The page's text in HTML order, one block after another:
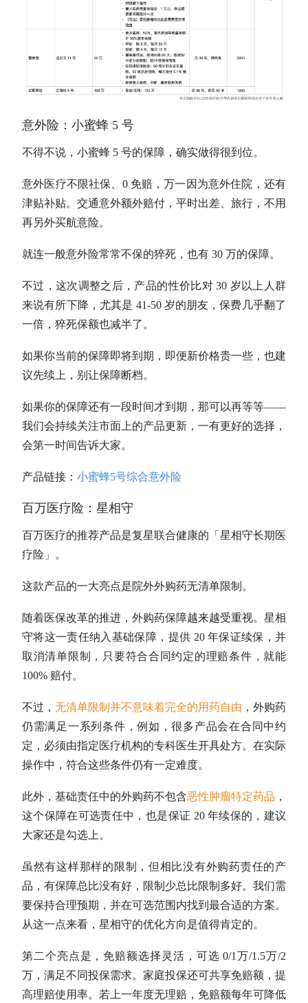
意外险：小蜜蜂 5 号
不得不说，小蜜蜂 5 号的保障，确实做得很到位。
意外医疗不限社保、0 免赔，万一因为意外住院，还有
津贴补贴。交通意外额外赔付，平时出差、旅行，不用
再另外买航意险。
就连一般意外险常常不保的猝死，也有 30 万的保障。
不过，这次调整之后，产品的性价比对 30 岁以上人群
来说有所下降，尤其是 41-50 岁的朋友，保费几乎翻了
一倍，猝死保额也减半了。
如果你当前的保障即将到期，即便新价格贵一些，也建
议先续上，别让保障断档。
如果你的保障还有一段时间才到期，那可以再等等——
我们会持续关注市面上的产品更新，一有更好的选择，
会第一时间告诉大家。
产品链接： 小蜜蜂5号综合意外险
百万医疗险：星相守
百万医疗的推荐产品是复星联合健康的「星相守长期医
疗险」。
这款产品的一大亮点是院外外购药无清单限制。
随着医保改革的推进，外购药保障越来越受重视。星相
守将这一责任纳入基础保障，提供 20 年保证续保，并
取消清单限制，只要符合合同约定的理赔条件，就能
100% 赔付。
不过， 无清单限制并不意味着完全的用药自由 ，外购药
仍需满足一系列条件，例如，很多产品会在合同中约
定，必须由指定医疗机构的专科医生开具处方。在实际
操作中，符合这些条件仍有一定难度。
此外，基础责任中的外购药不包含恶性肿瘤特定药品 ，
这个保障在可选责任中，也是保证 20 年续保的，建议
大家还是勾选上。
虽然有这样那样的限制，但相比没有外购药责任的产
品，有保障总比没有好，限制少总比限制多好。我们需
要保持合理预期，并在可选范围内找到最合适的方案。
从这一点来看，星相守的优化方向是值得肯定的。
第二个亮点是，免赔额选择灵活，可选 0/1万/1.5万/2
万，满足不同投保需求。家庭投保还可共享免赔额，提
高理赔使用率。若上一年度无理赔，免赔额每年可降低